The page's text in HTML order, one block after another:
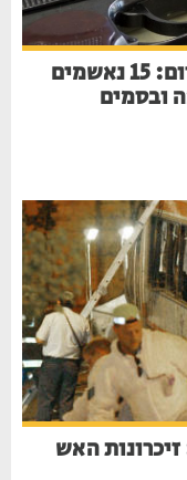
כתבי אישום חמורים הוגשו בדרום: 15 נאשמים
זיכרונות האש